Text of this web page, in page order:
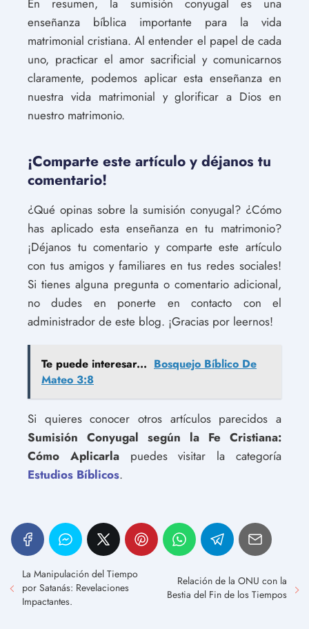
enseñanza bíblica importante para la vida
matrimonial cristiana. Al entender el papel de cada
uno, practicar el amor sacrificial y comunicarnos
claramente, podemos aplicar esta enseñanza en
nuestra vida matrimonial y glorificar a Dios en
nuestro matrimonio.
¡Comparte este artículo y déjanos tu
comentario!
¿Qué opinas sobre la sumisión conyugal? ¿Cómo
has aplicado esta enseñanza en tu matrimonio?
¡Déjanos tu comentario y comparte este artículo
con tus amigos y familiares en tus redes sociales!
Si tienes alguna pregunta o comentario adicional,
no dudes en ponerte en contacto con el
administrador de este blog. ¡Gracias por leernos!
Te puede interesar... Bosquejo Bíblico De
Mateo 3:8
Si quieres conocer otros artículos parecidos a
Sumisión Conyugal según la Fe Cristiana:
Cómo Aplicarlapuedes visitar la categoría
Estudios Bíblicos.
La Manipulación del Tiempo
por Satanás: Revelaciones
Impactantes.
Relación de la ONU con la
Bestia del Fin de los Tiempos